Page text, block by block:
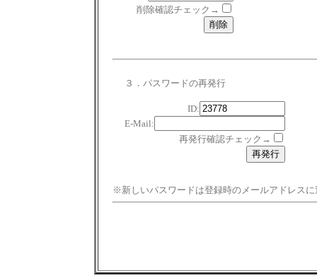
削除確認チェック→
３．パスワードの再発行
ID:
E-Mail:
再発行確認チェック→
※新しいパスワードは登録時のメールアドレスに